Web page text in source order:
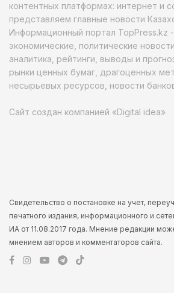
контентных платформах: интернет и
представляем главные новости
Информационный портал TopPress.kz
экономические, политические
аналитика, рейтинги, выводы и
рынки ценных бумаг, драгоценных
несырьевых ресурсов, новости
Сайт создан компанией «Digital idea»
Свидетельство о постановке на учет,
печатного издания, информационного и
ИА от 11.08.2017 года. Мнение редакции
мнением авторов и комментаторов сайта.